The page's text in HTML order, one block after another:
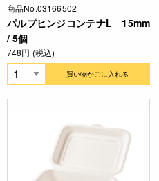
商品No.03166502
パルプヒンジコンテナL 15mm
/ 5個
748円 (税込)
買い物かごに入れる